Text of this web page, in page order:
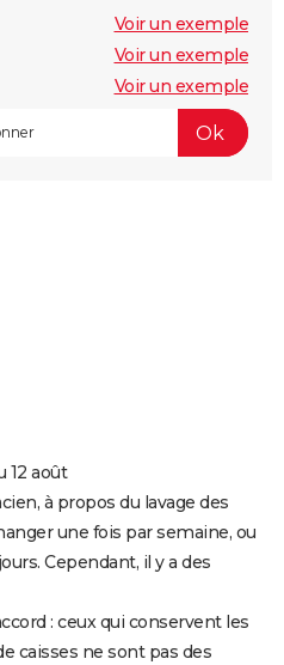
Voir un exemple
Voir un exemple
Voir un exemple
12 août
à propos du lavage des
une fois par semaine, ou
Cependant, il y a des
: ceux qui conservent les
caisses ne sont pas des